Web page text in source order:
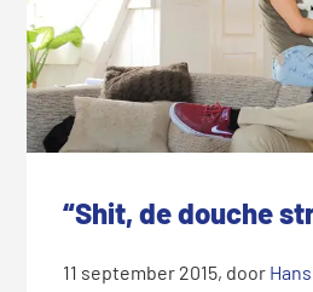
“Shit, de douche
11 september 2015, door